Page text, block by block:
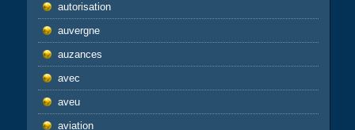
autorisation
auvergne
auzances
avec
aveu
aviation